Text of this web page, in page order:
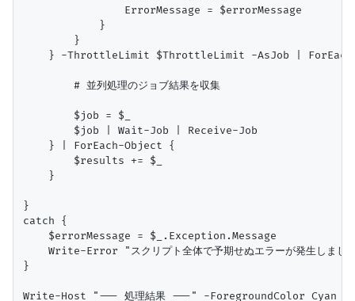
                ErrorMessage = $errorMessage
            }
        }
} -ThrottleLimit $ThrottleLimit -AsJob |
        # 並列処理のジョブ結果を収集
        $job = $_
        $job | Wait-Job | Receive-Job
    } | ForEach-Object {
        $results += $_
    }
}
catch {
    $errorMessage = $_.Exception.Message
Write-Error "スクリプト全体で予期せぬエラーが発生しま
}
Write-Host "--- 処理結果 ---" -ForegroundColor Cyan